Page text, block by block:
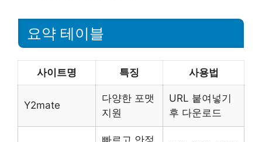
요약 테이블
사이트명 특징 사용법
Y2mate
다양한 포맷
지원
URL 붙여넣기
후 다운로드
빠르고 안정